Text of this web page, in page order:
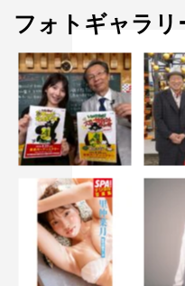
フォトギャラリ